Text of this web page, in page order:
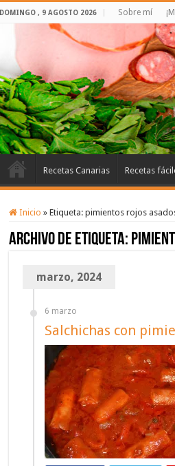
DOMINGO , 9 AGOSTO 2026 Sobre mí
Recetas Canarias Recetas
Inicio » Etiqueta: pimientos rojos
Archivo de etiqueta:
marzo, 2024
6 marzo
Salchichas con